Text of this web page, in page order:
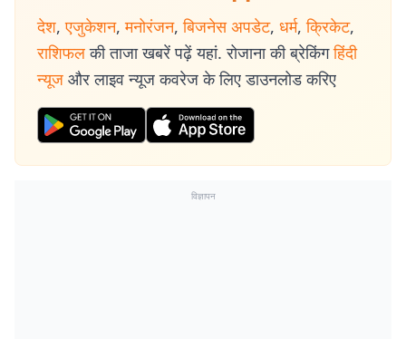
देश, एजुकेशन, मनोरंजन, बिजनेस अपडेट, धर्म, क्रिकेट,
राशिफल की ताजा खबरें पढ़ें यहां. रोजाना की ब्रेकिंग हिंदी
न्यूज और लाइव न्यूज कवरेज के लिए डाउनलोड करिए
विज्ञापन